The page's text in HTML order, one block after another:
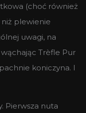
(choć również
plewienie
uwagi, na
Trèfle Pur
koniczyna. I
Pierwsza nuta